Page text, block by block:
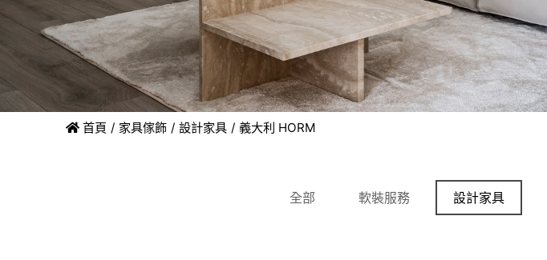
首頁 家具傢飾 設計家具 義大利 HORM
全部 軟裝服務 設計家具